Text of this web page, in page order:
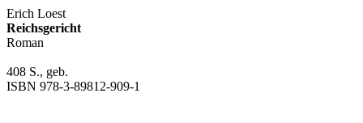
Erich Loest
Reichsgericht
Roman
408 S., geb.
ISBN 978-3-89812-909-1